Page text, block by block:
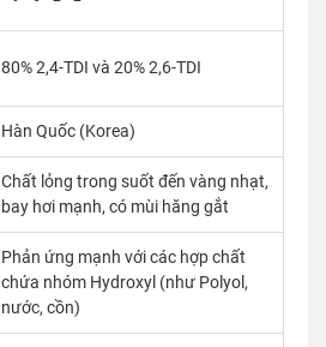
80% 2,4-TDI và 20% 2,6-TDI
Hàn Quốc (Korea)
Chất lỏng trong suốt đến vàng nhạt,
bay hơi mạnh, có mùi hăng gắt
Phản ứng mạnh với các hợp chất
chứa nhóm Hydroxyl (như Polyol,
nước, cồn)